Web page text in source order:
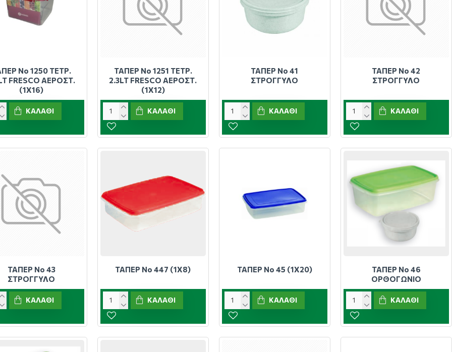
Νο 1250 ΤΕΤΡ.
FRESCO ΑΕΡΟΣΤ.
(1X16)
ΚΑΛΆΘΙ
ΤΑΠΕΡ Νο 1251 ΤΕΤΡ.
2.3LT FRESCO ΑΕΡΟΣΤ.
(1X12)
ΚΑΛΆΘΙ
ΤΑΠΕΡ Νο 41
ΣΤΡΟΓΓΥΛΟ
ΚΑΛΆΘΙ
ΤΑΠΕΡ Νο 42
ΣΤΡΟΓΓΥΛΟ
ΚΑΛΆΘΙ
ΤΑΠΕΡ Νο 43
ΣΤΡΟΓΓΥΛΟ
ΚΑΛΆΘΙ
ΤΑΠΕΡ Νο 447 (1Χ8)
ΚΑΛΆΘΙ
ΤΑΠΕΡ Νο 45 (1Χ20)
ΚΑΛΆΘΙ
ΤΑΠΕΡ Νο 46
ΟΡΘΟΓΩΝΙΟ
ΚΑΛΆΘΙ